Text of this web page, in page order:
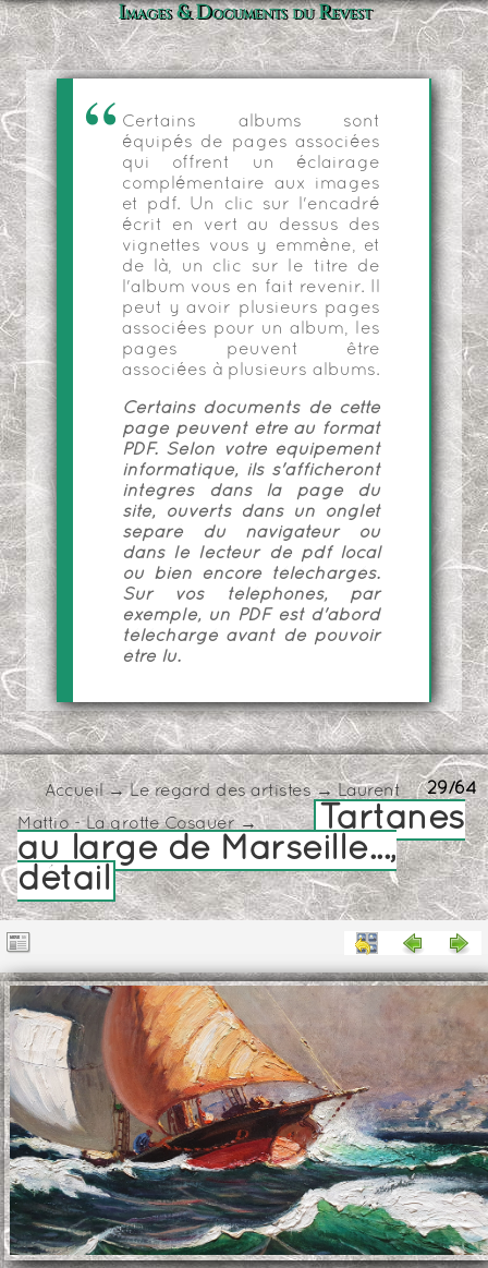
Images & Documents du Revest
Certains albums sont
équipés de pages associées
qui offrent un éclairage
complémentaire aux images
et pdf. Un clic sur l'encadré
écrit en vert au dessus des
vignettes vous y emmène, et
de là, un clic sur le titre de
l'album vous en fait revenir. Il
peut y avoir plusieurs pages
associées pour un album, les
pages peuvent être
associées à plusieurs albums.
Certains documents de cette
page peuvent être au format
PDF. Selon votre équipement
informatique, ils s'afficheront
intégrés dans la page du
site, ouverts dans un onglet
séparé du navigateur ou
dans le lecteur de pdf local
ou bien encore téléchargés.
Sur vos téléphones, par
exemple, un PDF est d'abord
téléchargé avant de pouvoir
être lu.
29/64
Accueil→Le regard des artistes→Laurent
Mattio - La grotte Cosquer→
Tartanes
au large de Marseille...,
détail